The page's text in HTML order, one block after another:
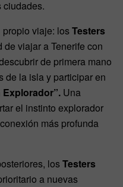
ciudades.
viaje: losTesters
viajar a Tenerife con
de primera mano
de la isla y participar en
Explorador”. Una
el instinto explorador
más profunda
losTesters
a nuevas